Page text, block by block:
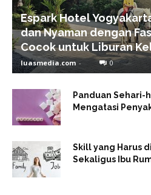
Espark Hotel
dan Nyaman dengan
Cocok untuk Liburan
luasmedia.com - 0
Panduan Sehari-
Mengatasi
Skill yang Harus
Sekaligus Ibu